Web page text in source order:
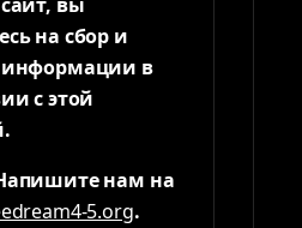
на сбор и
информации в
с этой
нам на
5.org.